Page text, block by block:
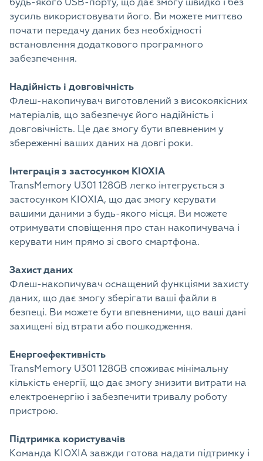
будь-якого USB-порту, що дає змогу швидко і без
зусиль використовувати його. Ви можете миттєво
почати передачу даних без необхідності
встановлення додаткового програмного
забезпечення.
Надійність і довговічність
Флеш-накопичувач виготовлений з високоякісних
матеріалів, що забезпечує його надійність і
довговічність. Це дає змогу бути впевненим у
збереженні ваших даних на довгі роки.
Інтеграція з застосунком KIOXIA
TransMemory U301 128GB легко інтегрується з
застосунком KIOXIA, що дає змогу керувати
вашими даними з будь-якого місця. Ви можете
отримувати сповіщення про стан накопичувача і
керувати ним прямо зі свого смартфона.
Захист даних
Флеш-накопичувач оснащений функціями захисту
даних, що дає змогу зберігати ваші файли в
безпеці. Ви можете бути впевненими, що ваші дані
захищені від втрати або пошкодження.
Енергоефективність
TransMemory U301 128GB споживає мінімальну
кількість енергії, що дає змогу знизити витрати на
електроенергію і забезпечити тривалу роботу
пристрою.
Підтримка користувачів
Команда KIOXIA завжди готова надати підтримку і